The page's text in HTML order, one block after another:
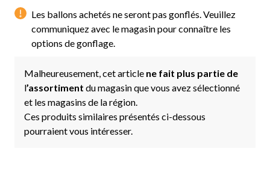
Les ballons achetés ne seront pas gonflés. Veuillez
communiquez avec le magasin pour connaître les
options de gonflage.
Malheureusement, cet article ne fait plus partie de
l’assortiment du magasin que vous avez sélectionné
et les magasins de la région.
Ces produits similaires présentés ci-dessous
pourraient vous intéresser.